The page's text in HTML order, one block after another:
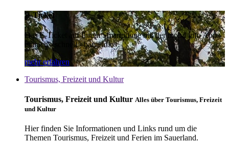
E-Ticket
Das E-Ticket auf Ihrem Smartphone mit der mobil info App -
einfach - schnell - bargeldlos
mehr erfahren
Tourismus, Freizeit und Kultur
Tourismus, Freizeit und Kultur Alles über Tourismus, Freizeit
und Kultur
Hier finden Sie Informationen und Links rund um die
Themen Tourismus, Freizeit und Ferien im Sauerland.